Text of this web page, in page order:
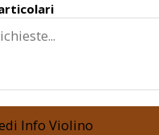
Info Violino